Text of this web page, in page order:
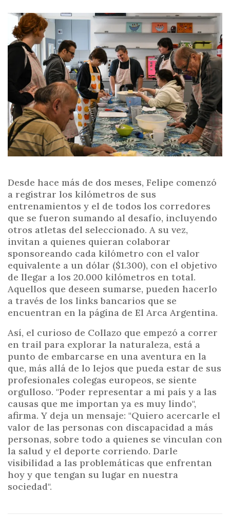
Desde hace más de dos meses, Felipe comenzó
a registrar los kilómetros de sus
entrenamientos y el de todos los corredores
que se fueron sumando al desafío, incluyendo
otros atletas del seleccionado. A su vez,
invitan a quienes quieran colaborar
sponsoreando cada kilómetro con el valor
equivalente a un dólar ($1.300), con el objetivo
de llegar a los 20.000 kilómetros en total.
Aquellos que deseen sumarse, pueden hacerlo
a través de los links bancarios que se
encuentran en la página de El Arca Argentina.
Así, el curioso de Collazo que empezó a correr
en trail para explorar la naturaleza, está a
punto de embarcarse en una aventura en la
que, más allá de lo lejos que pueda estar de sus
profesionales colegas europeos, se siente
orgulloso. "Poder representar a mi país y a las
causas que me importan ya es muy lindo",
afirma. Y deja un mensaje: "Quiero acercarle el
valor de las personas con discapacidad a más
personas, sobre todo a quienes se vinculan con
la salud y el deporte corriendo. Darle
visibilidad a las problemáticas que enfrentan
hoy y que tengan su lugar en nuestra
sociedad".